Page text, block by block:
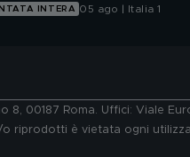
INTERA 05 ago | Italia 1
8, 00187 Roma. Uffici: Viale
riprodotti è vietata ogni